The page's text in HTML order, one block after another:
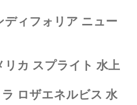
ディフォリア ニュー
カ スプライト 水上
ロザエネルビス 水